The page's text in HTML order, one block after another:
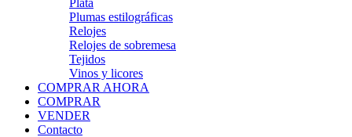
Plata
Plumas estilográficas
Relojes
Relojes de sobremesa
Tejidos
Vinos y licores
COMPRAR AHORA
COMPRAR
VENDER
Contacto